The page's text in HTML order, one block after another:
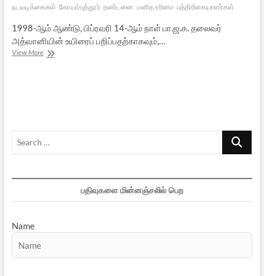
நடவடிக்கைகள் கோயம்புத்தூர் தண்டனை மனித உரிமை பத்திரிகையாளர்கள்
1998-ஆம் ஆண்டு, பிப்ரவரி 14-ஆம் நாள் பா.ஜ.க. தலைவர்
அத்வானியின் உயிரைப் பறிப்பதற்காகவும்,…
View Moreஇன்று:
Search
பதிவுகளை மின்னஞ்சலில் பெற
Name